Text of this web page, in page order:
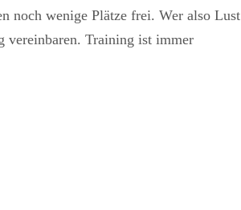
noch wenige Plätze frei. Wer also Lust
vereinbaren. Training ist immer